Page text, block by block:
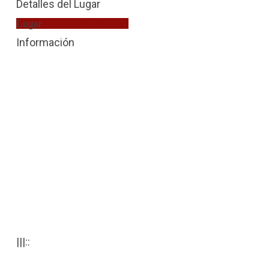
Detalles del Lugar
LugarFiscalía de Menores
Información
|||::